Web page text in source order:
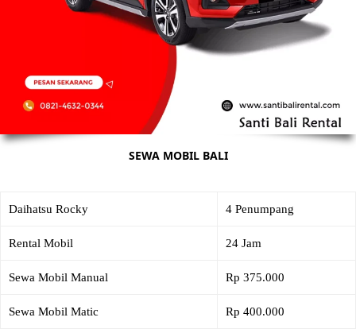
SEWA MOBIL BALI
Daihatsu Rocky 4 Penumpang
Rental Mobil 24 Jam
Sewa Mobil Manual Rp 375.000
Sewa Mobil Matic Rp 400.000